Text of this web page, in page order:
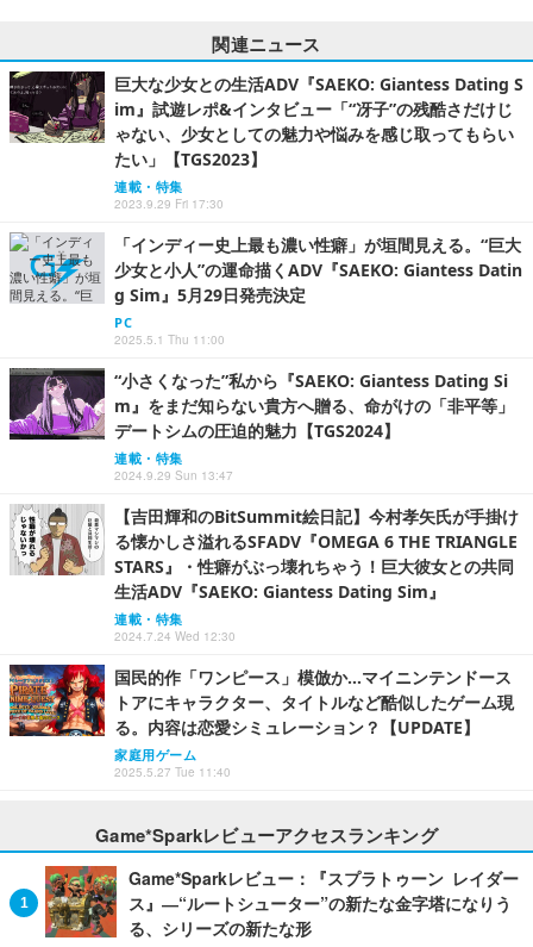
関連ニュース
巨大な少女との生活ADV『SAEKO: Giantess Dating S
im』試遊レポ&インタビュー「“冴子”の残酷さだけじ
ゃない、少女としての魅力や悩みを感じ取ってもらい
たい」【TGS2023】
連載・特集
2023.9.29 Fri 17:30
「インディー史上最も濃い性癖」が垣間見える。“巨大
少女と小人”の運命描くADV『SAEKO: Giantess Datin
g Sim』5月29日発売決定
PC
2025.5.1 Thu 11:00
“小さくなった”私から『SAEKO: Giantess Dating Si
m』をまだ知らない貴方へ贈る、命がけの「非平等」
デートシムの圧迫的魅力【TGS2024】
連載・特集
2024.9.29 Sun 13:47
【吉田輝和のBitSummit絵日記】今村孝矢氏が手掛け
る懐かしさ溢れるSFADV『OMEGA 6 THE TRIANGLE
STARS』・性癖がぶっ壊れちゃう！巨大彼女との共同
生活ADV『SAEKO: Giantess Dating Sim』
連載・特集
2024.7.24 Wed 12:30
国民的作「ワンピース」模倣か…マイニンテンドース
トアにキャラクター、タイトルなど酷似したゲーム現
る。内容は恋愛シミュレーション？【UPDATE】
家庭用ゲーム
2025.5.27 Tue 11:40
Game*Sparkレビューアクセスランキング
Game*Sparkレビュー：『スプラトゥーン レイダー
ス』―“ルートシューター”の新たな金字塔になりう
る、シリーズの新たな形